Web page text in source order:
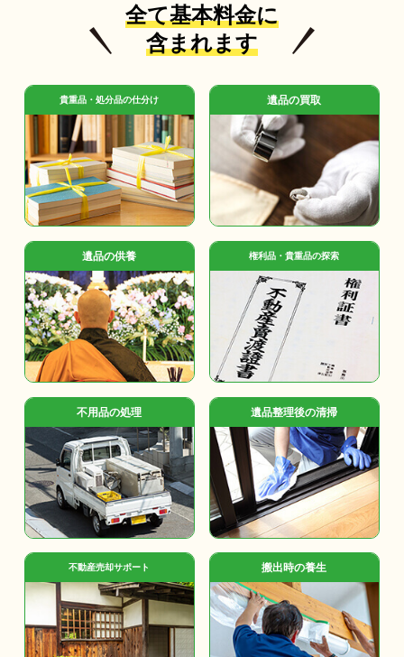
全て基本料金に
含まれます
貴重品・処分品の仕分け 遺品の買取
遺品の供養 権利品・貴重品の探索
不用品の処理 遺品整理後の清掃
不動産売却サポート 搬出時の養生